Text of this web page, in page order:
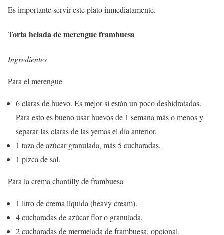
Es importante servir este plato inmediatamente.
Torta helada de merengue frambuesa
Ingredientes
Para el merengue
6 claras de huevo. Es mejor si están un poco deshidratadas.
Para esto es bueno usar huevos de 1 semana más o menos y
separar las claras de las yemas el día anterior.
1 taza de azúcar granulada, más 5 cucharadas.
1 pizca de sal.
Para la crema chantilly de frambuesa
1 litro de crema líquida (heavy cream).
4 cucharadas de azúcar flor o granulada.
2 cucharadas de mermelada de frambuesa. opcional.